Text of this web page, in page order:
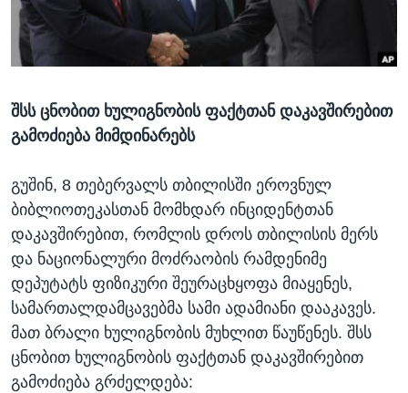
ᲡᲢᲣᲓᲘᲐ ᲕᲐᲨᲘᲜᲒᲢᲝᲜᲘ
ᲔᲙᲝᲜᲝᲛᲘᲙᲐ
ᲘᲜᲢᲔᲠᲕᲘᲣ
ᲙᲣᲚᲢᲣᲠᲐ
ᲒᲐᲚᲘᲚᲔᲝ
ᲓᲔᲖᲘᲜᲤᲝᲠᲛᲐᲪᲘᲐ
Learning English
შსს ცნობით ხულიგნობის ფაქტთან დაკავშირებით
გამოძიება მიმდინარებს
გუშინ, 8 თებერვალს თბილისში ეროვნულ
ბიბლიოთეკასთან მომხდარ ინციდენტთან
დაკავშირებით, რომლის დროს თბილისის მერს
და ნაციონალური მოძრაობის რამდენიმე
დეპუტატს ფიზიკური შეურაცხყოფა მიაყენეს,
სამართალდამცავებმა სამი ადამიანი დააკავეს.
მათ ბრალი ხულიგნობის მუხლით წაუწენეს. შსს
ცნობით ხულიგნობის ფაქტთან დაკავშირებით
გამოძიება გრძელდება: